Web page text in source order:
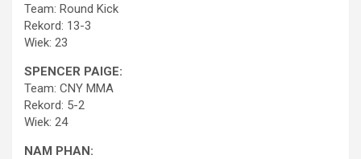
Team: Round Kick
Rekord: 13-3
Wiek: 23
SPENCER PAIGE:
Team: CNY MMA
Rekord: 5-2
Wiek: 24
NAM PHAN: